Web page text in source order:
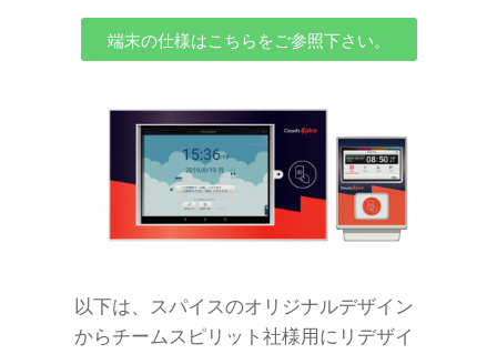
端末の仕様はこちらをご参照下さい。
以下は、スパイスのオリジナルデザイン
からチームスピリット社様用にリデザイ